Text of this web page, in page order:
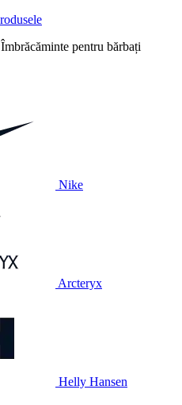
Îmbrăcăminte pentru bărbați
Nike
Arcteryx
Helly Hansen